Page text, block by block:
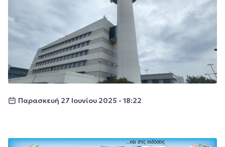
Παρασκευή 27 Ιουνίου 2025 - 18:22